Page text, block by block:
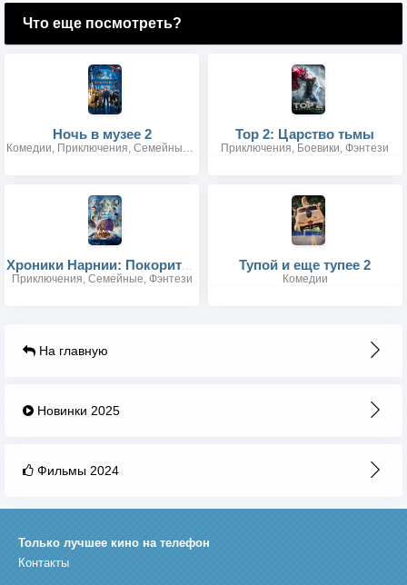
Что еще посмотреть?
Ночь в музее 2
Комедии, Приключения, Семейные, Фэнтези
Тор 2: Царство тьмы
Приключения, Боевики, Фэнтези
Хроники Нарнии: Покоритель Зари
Приключения, Семейные, Фэнтези
Тупой и еще тупее 2
Комедии
На главную
Новинки 2025
Фильмы 2024
Только лучшее кино на телефон
Контакты